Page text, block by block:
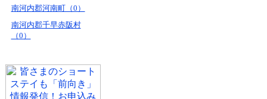
南河内郡河南町（0）
南河内郡千早赤阪村
（0）